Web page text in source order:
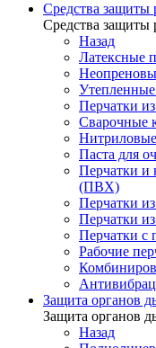
Средства защиты
Средства защиты
Назад
Латексные
Утепленные
Перчатки
Сварочные
Паста для
Перчатки и
(ПВХ)
Перчатки
Перчатки
Перчатки с
Рабочие
Защита органов
Защита органов
Назад